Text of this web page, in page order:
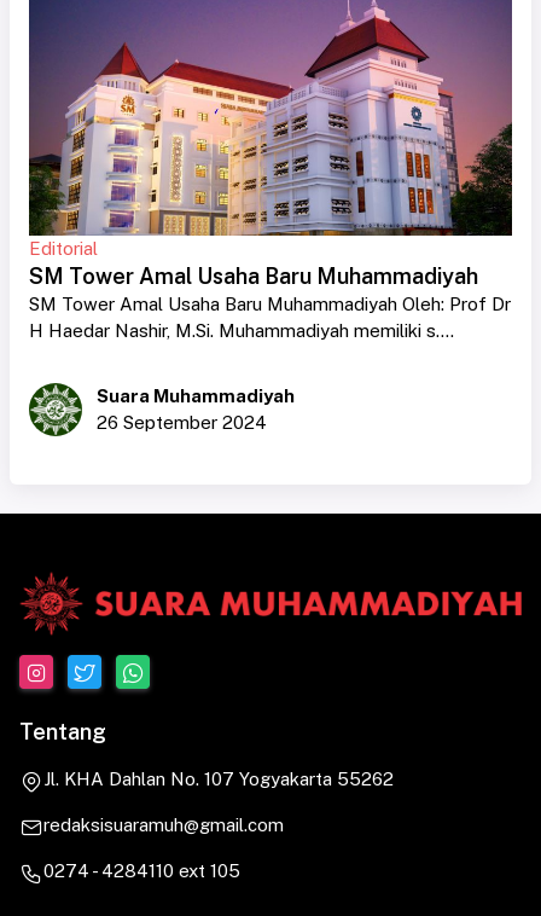
Editorial
SM Tower Amal Usaha Baru Muhammadiyah
SM Tower Amal Usaha Baru Muhammadiyah Oleh: Prof Dr
H Haedar Nashir, M.Si. Muhammadiyah memiliki s....
Suara Muhammadiyah
26 September 2024
Tentang
Jl. KHA Dahlan No. 107 Yogyakarta 55262
redaksisuaramuh@gmail.com
0274 - 4284110 ext 105